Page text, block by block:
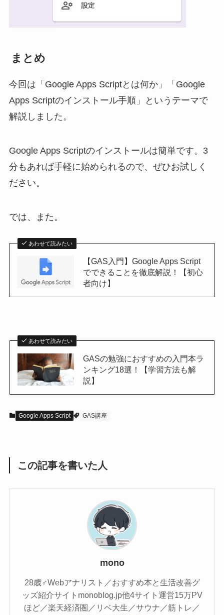
まとめ
今回は「Google Apps Scriptとは何か」「Google
Apps Scriptのインストール手順」というテーマで
解説しました。
Google Apps Scriptのインストールは簡単です。3
分もあれば手軽に始められるので、ぜひお試しく
ださい。
では、また。
あわせて読みたい
【GAS入門】Google Apps Script
でできることを徹底解説！【初心
者向け】
あわせて読みたい
GASの勉強におすすめの入門本ラ
ンキング18選！【学習方法も解
説】
Google Apps Script GAS講座
この記事を書いた人
mono
28歳♂Webアナリスト／おすすめ本と生活改善グ
ッズ紹介サイトmonoblog.jp他4サイト運営15万PV
ほど／楽天経済圏／リベ大生／サウナ／筋トレ／